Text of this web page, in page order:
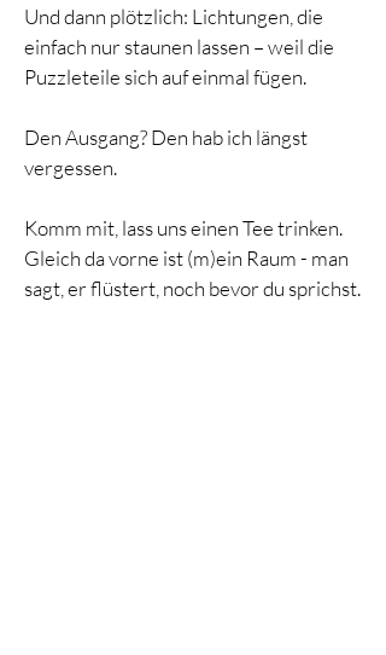
Und dann plötzlich: Lichtungen, die
einfach nur staunen lassen –weil die
Puzzleteile sich auf einmal fügen.
Den Ausgang? Den hab ich längst
vergessen.
Komm mit, lass uns einen Tee trinken.
Gleich da vorne ist (m)ein Raum - man
sagt, er flüstert, noch bevor du sprichst.